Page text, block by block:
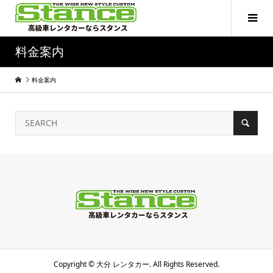
料金案内
料金案内
Copyright ©大分 レンタカー. All Rights Reserved.